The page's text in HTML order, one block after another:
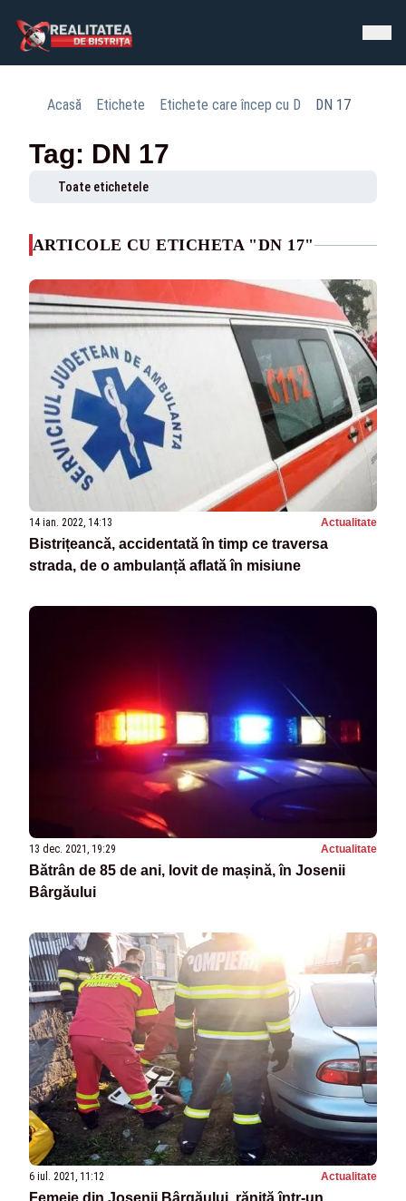
Acasă Etichete Etichete care încep cu D DN 17
Tag: DN 17
Toate etichetele
ARTICOLE CU ETICHETA "DN 17"
14 ian. 2022, 14:13 Actualitate
Bistrițeancă, accidentată în timp ce traversa
strada, de o ambulanță aflată în misiune
13 dec. 2021, 19:29 Actualitate
Bătrân de 85 de ani, lovit de mașină, în Josenii
Bârgăului
6 iul. 2021, 11:12 Actualitate
Femeie din Josenii Bârgăului, rănită într-un